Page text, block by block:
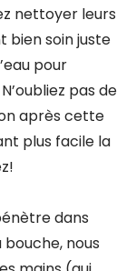
nettoyer leurs
bien soin juste
pour
pas de
après cette
plus facile la
dans
nous